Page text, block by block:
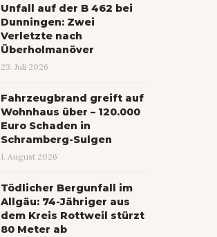
Unfall auf der B 462 bei
Dunningen: Zwei
Verletzte nach
Überholmanöver
23. Juli 2026
Fahrzeugbrand greift auf
Wohnhaus über – 120.000
Euro Schaden in
Schramberg-Sulgen
1. August 2026
Tödlicher Bergunfall im
Allgäu: 74-Jähriger aus
dem Kreis Rottweil stürzt
80 Meter ab